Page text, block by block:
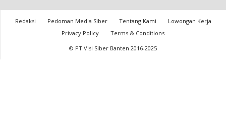
Redaksi Pedoman Media Siber Tentang Kami
Lowongan Kerja
Privacy Policy
Terms & Conditions
© PT Visi Siber Banten 2016-2025